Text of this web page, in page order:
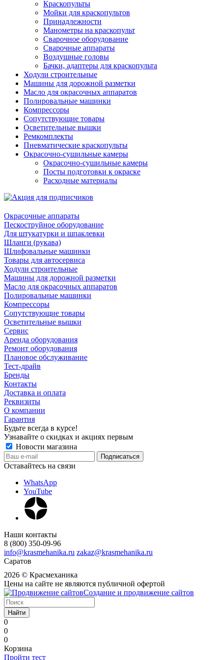
Краскопульты
Мойки для краскопультов
Принадлежности
Манометры на краскопульт
Сварочное оборудование
Сварочные аппараты
Воздушные головы
Бачки, адаптеры для краскопульта
Ходули строительные
Машины для дорожной разметки
Масло для окрасочных аппаратов
Полировальные машинки
Компрессоры
Сопутствующие товары
Осветительные вышки
Ремкомплекты
Пневматические краскопульты
Окрасочно-сушильные камеры
Окрасочно-сушильные камеры
Посты подготовки к окраске
Расходные материалы
Окрасочные аппараты
Пескоструйное оборудование
Для штукатурки и шпаклевки
Шланги (рукава)
Шлифовальные машинки
Товары для автосервиса
Ходули строительные
Машины для дорожной разметки
Масло для окрасочных аппаратов
Полировальные машинки
Компрессоры
Сопутствующие товары
Осветительные вышки
Сервис
Аренда оборудования
Ремонт оборудования
Плановое обслуживание
Тест-драйв
Бренды
Контакты
Доставка и оплата
Реквизиты
О компании
Гарантия
Будьте всегда в курсе!
Узнавайте о скидках и акциях первым
Новости магазина
Оставайтесь на связи
WhatsApp
YouTube
Наши контакты
8 (800) 350-09-96
info@krasmehanika.ru zakaz@krasmehanika.ru
Саратов
2026 © Красмеханика
Цены на сайте не являются публичной офертой
Создание и продвижение сайтов
Найти
0
0
0
Корзина
Пройти тест